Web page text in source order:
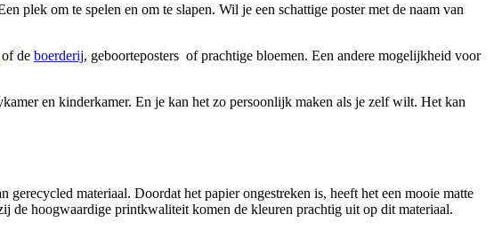
plek om te spelen en om te slapen. Wil je een schattige poster met de naam van
of de boerderij, geboorteposters of prachtige bloemen. Een andere mogelijkheid voor
en kinderkamer. En je kan het zo persoonlijk maken als je zelf wilt. Het kan
materiaal. Doordat het papier ongestreken is, heeft het een mooie matte
de hoogwaardige printkwaliteit komen de kleuren prachtig uit op dit materiaal.